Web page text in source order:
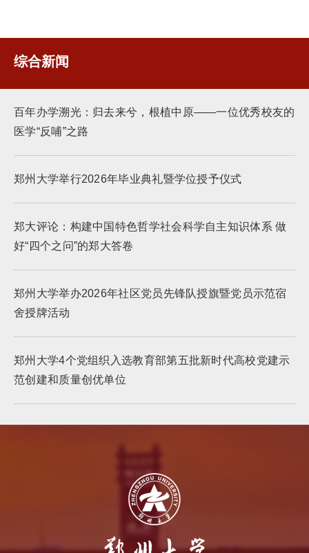
综合新闻
百年办学溯光：归去来兮，根植中原——一位优秀校友的
医学“反哺”之路
郑州大学举行2026年毕业典礼暨学位授予仪式
郑大评论：构建中国特色哲学社会科学自主知识体系 做
好“四个之问”的郑大答卷
郑州大学举办2026年社区党员先锋队授旗暨党员示范宿
舍授牌活动
郑州大学4个党组织入选教育部第五批新时代高校党建示
范创建和质量创优单位